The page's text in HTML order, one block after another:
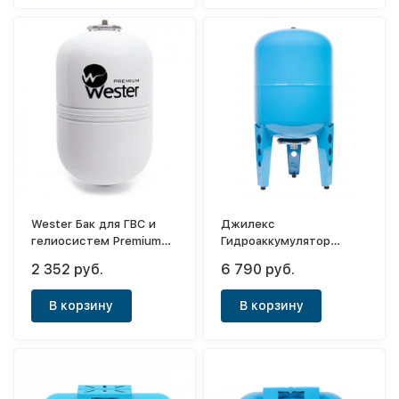
Wester Бак для ГВС и
гелиосистем Premium
2 352 руб.
В корзину
Джилекс
Гидроаккумулятор
(металлический
фланец)
6 790 руб.
В корзину